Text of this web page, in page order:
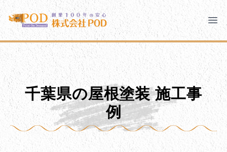
メインコンテンツにスキップ
株式会社ペイント・オン・デマンド
千葉の外壁塗装・屋根塗装なら創業100年の安心 ペイン
株式会社ペイント・オン・デマンド
モバイルメニュー
PODのまちづくり 安心の取り組み
ご相談と流れ よくあるご質問
PODについて
千葉県の屋根塗装 施工事
例